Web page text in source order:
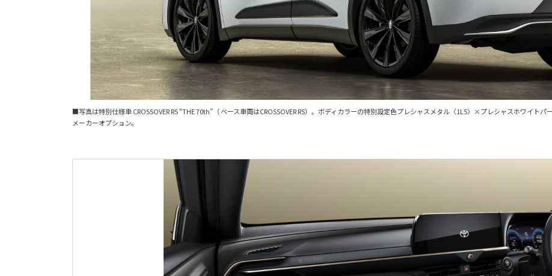
■写真は特別仕様車 CROSSOVER RS “THE 70th”（ ベース車両はCROSSOVER RS）。ボディカラーの特別設定色プレシャスメタル〈1L5〉×プレシャスホワイト
メーカーオプション。